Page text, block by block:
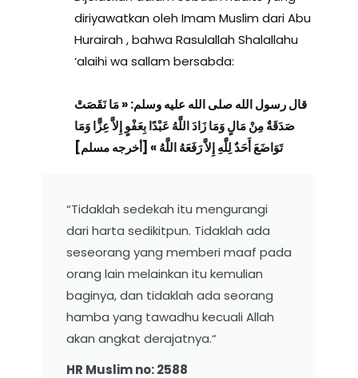
diriyawatkan oleh Imam Muslim dari Abu
Hurairah , bahwa Rasulallah Shalallahu
‘alaihi wa sallam bersabda:
قال رسول الله صلى الله عليه وسلم: « مَا نَقَصَتْ
صَدَقَةٌ مِنْ مَالٍ وَمَا زَادَ اللَّهُ عَبْدًا بِعَفْوٍ إِلاَّ عِزًّا وَمَا
تَوَاضَعَ أَحَدٌ لِلَّهِ إِلاَّ رَفَعَهُ اللَّهُ » [أخرجه مسلم]
“Tidaklah sedekah itu mengurangi
dari harta sedikitpun. Tidaklah ada
seseorang yang memberi maaf pada
orang lain melainkan itu kemulian
baginya, dan tidaklah ada seorang
hamba yang tawadhu kecuali Allah
akan angkat derajatnya.“
HR Muslim no: 2588